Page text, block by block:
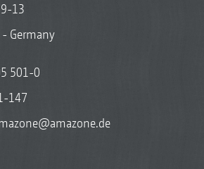
13
Germany
501-0
147